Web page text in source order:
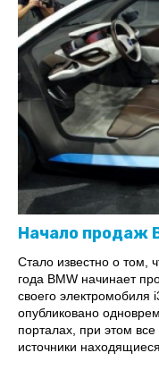
Начало продаж
Стало известно о том,
года BMW начинает
своего
опубликовано
порталах, при этом
источники